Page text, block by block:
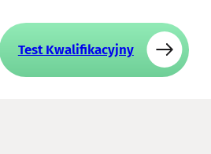
Test Kwalifikacyjny